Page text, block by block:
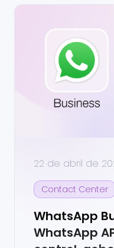
22 de abril de
Contact Center
WhatsApp
WhatsApp